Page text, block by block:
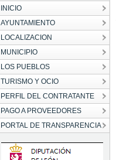
INICIO
AYUNTAMIENTO
LOCALIZACION
MUNICIPIO
LOS PUEBLOS
TURISMO Y OCIO
PERFIL DEL CONTRATANTE
PAGO A PROVEEDORES
PORTAL DE TRANSPARENCIA